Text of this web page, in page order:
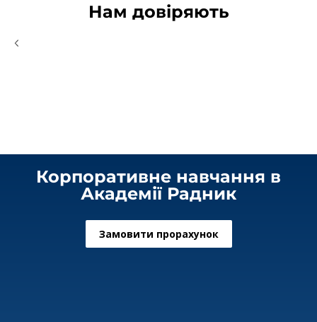
Нам довіряють
Корпоративне навчання в
Академії Радник
Замовити прорахунок